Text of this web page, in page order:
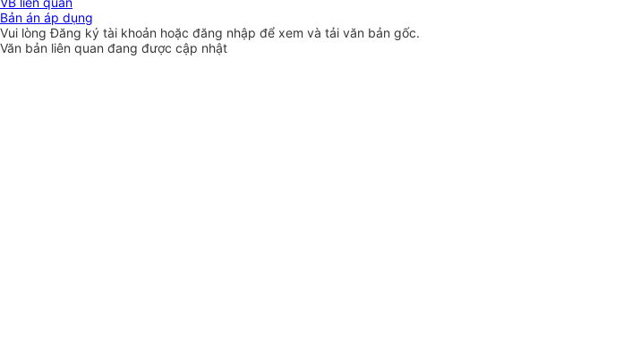
Bản án áp dụng
Vui lòngĐăng ký tài khoản hoặc đăng nhập để xem và tải văn bản gốc.
Văn bản liên quan đang được cập nhật